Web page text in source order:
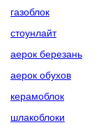
газоблок
стоунлайт
аерок березань
аерок обухов
керамоблок
шлакоблоки